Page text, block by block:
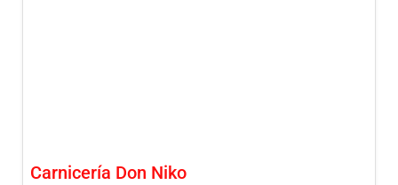
Carnicería Don Niko